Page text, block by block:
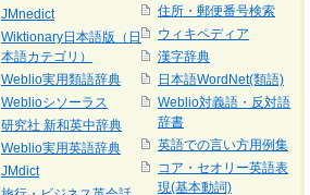
JMnedict
Wiktionary日本語版（日
本語カテゴリ）
Weblio実用類語辞典
Weblioシソーラス
研究社 新和英中辞典
Weblio実用英語辞典
JMdict
住所・郵便番号検索
ウィキペディア
漢字辞典
日本語WordNet(類語)
Weblio対義語・反対語
辞書
英語での言い方用例集
コア・セオリー英語表
現(基本動詞)